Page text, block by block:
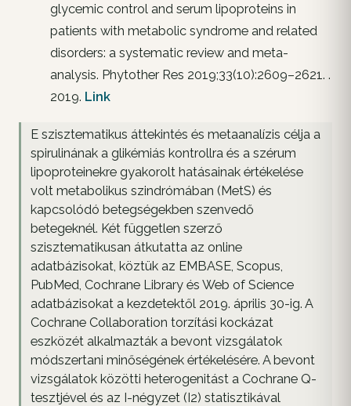
glycemic control and serum lipoproteins in
patients with metabolic syndrome and related
disorders: a systematic review and meta-
analysis. Phytother Res 2019;33(10):2609–2621. .
2019. Link
E szisztematikus áttekintés és metaanalízis célja a
spirulinának a glikémiás kontrollra és a szérum
lipoproteinekre gyakorolt hatásainak értékelése
volt metabolikus szindrómában (MetS) és
kapcsolódó betegségekben szenvedő
betegeknél. Két független szerző
szisztematikusan átkutatta az online
adatbázisokat, köztük az EMBASE, Scopus,
PubMed, Cochrane Library és Web of Science
adatbázisokat a kezdetektől 2019. április 30-ig. A
Cochrane Collaboration torzítási kockázat
eszközét alkalmazták a bevont vizsgálatok
módszertani minőségének értékelésére. A bevont
vizsgálatok közötti heterogenitást a Cochrane Q-
tesztjével és az I-négyzet (I2) statisztikával